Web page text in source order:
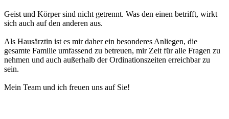
Geist und Körper sind nicht getrennt. Was den einen betrifft, wirkt
sich auch auf den anderen aus.
Als Hausärztin ist es mir daher ein besonderes Anliegen, die
gesamte Familie umfassend zu betreuen, mir Zeit für alle Fragen zu
nehmen und auch außerhalb der Ordinationszeiten erreichbar zu
sein.
Mein Team und ich freuen uns auf Sie!